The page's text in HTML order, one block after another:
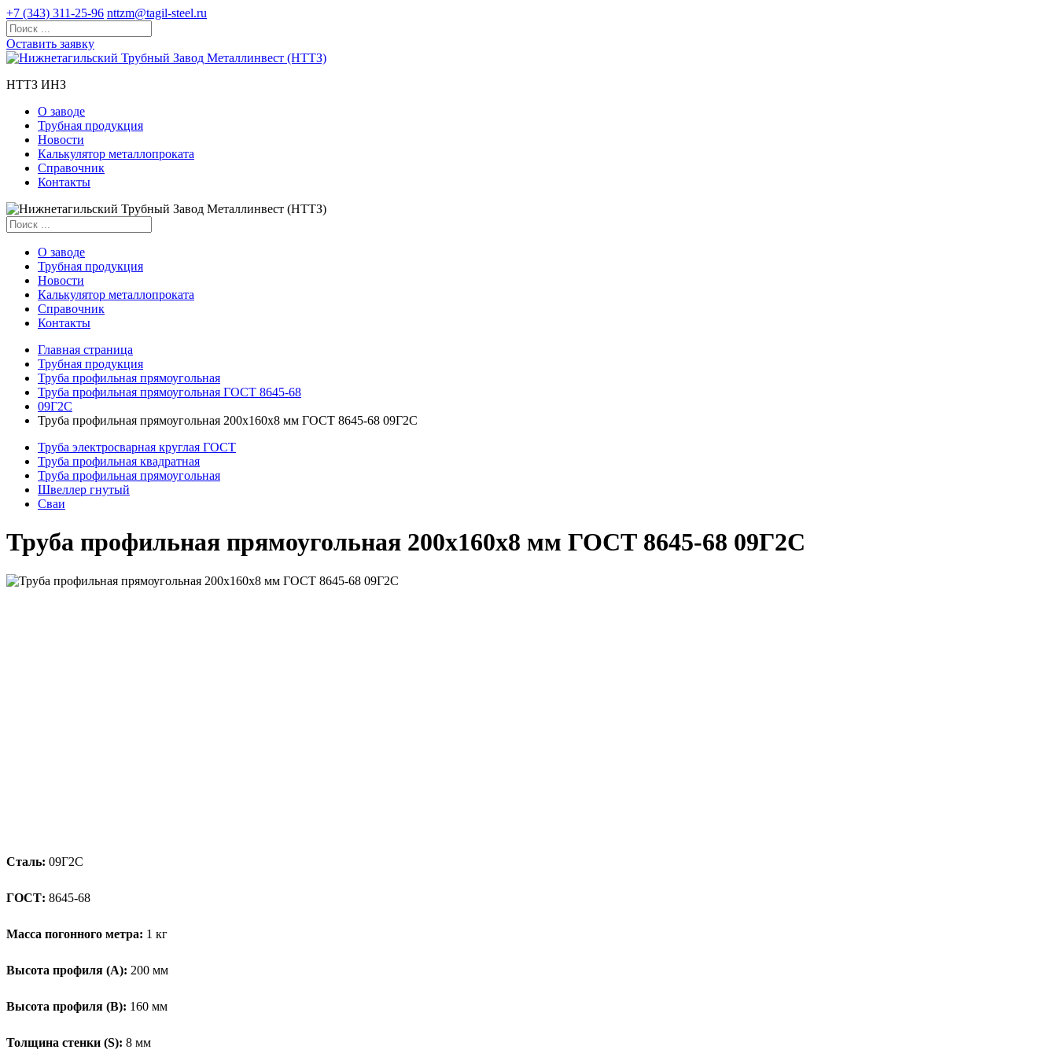
+7 (343) 311-25-96 nttzm@tagil-steel.ru
Оставить заявку
НТТЗ ИНЗ
О заводе
Трубная продукция
Новости
Калькулятор металлопроката
Справочник
Контакты
О заводе
Трубная продукция
Новости
Калькулятор металлопроката
Справочник
Контакты
Главная страница
Трубная продукция
Труба профильная прямоугольная
Труба профильная прямоугольная ГОСТ 8645-68
09Г2С
Труба профильная прямоугольная 200x160x8 мм ГОСТ 8645-68 09Г2С
Труба электросварная круглая ГОСТ
Труба профильная квадратная
Труба профильная прямоугольная
Швеллер гнутый
Сваи
Труба профильная прямоугольная 200x160x8 мм ГОСТ 8645-68 09Г2С
Сталь: 09Г2С
ГОСТ: 8645-68
Масса погонного метра: 1 кг
Высота профиля (А): 200 мм
Высота профиля (B): 160 мм
Толщина стенки (S): 8 мм